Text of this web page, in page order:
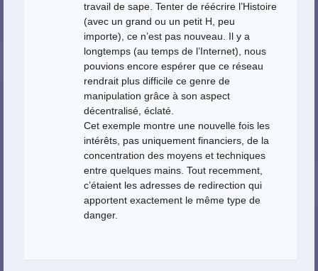
travail de sape. Tenter de réécrire l’Histoire
(avec un grand ou un petit H, peu
importe), ce n’est pas nouveau. Il y a
longtemps (au temps de l’Internet), nous
pouvions encore espérer que ce réseau
rendrait plus difficile ce genre de
manipulation grâce à son aspect
décentralisé, éclaté.
Cet exemple montre une nouvelle fois les
intérêts, pas uniquement financiers, de la
concentration des moyens et techniques
entre quelques mains. Tout recemment,
c’étaient les adresses de redirection qui
apportent exactement le même type de
danger.